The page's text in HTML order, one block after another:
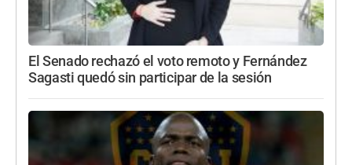
El Senado rechazó el voto remoto y Fernández
Sagasti quedó sin participar de la sesión